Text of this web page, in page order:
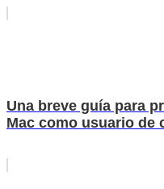
Una breve guía para
Mac como usuario de